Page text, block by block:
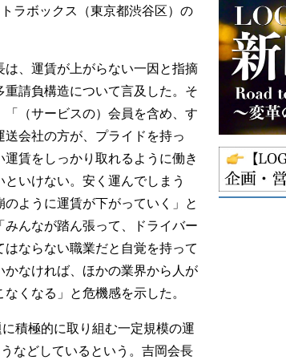
ラボックス（東京都渋谷区）の
は、運賃が上がらない一因と指摘
重請負構造について言及した。そ
「（サービスの）会員を含め、す
送会社の方が、プライドを持っ
運賃をしっかり取れるように働き
といけない。安く運んでしまう
のように運賃が下がっていく」と
みんなが踏ん張って、ドライバー
はならない職業だと自覚を持って
かなければ、ほかの業界から人が
なくなる」と危機感を示した。
積極的に取り組む一定規模の運
などしているという。吉岡会長